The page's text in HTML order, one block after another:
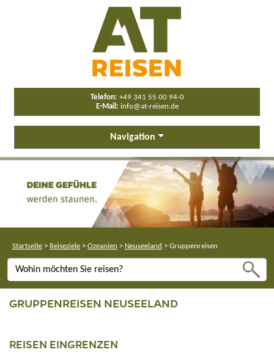
Telefon: +49 341 55 00 94-0
E-Mail: info@at-reisen.de
Navigation
Startseite > Reiseziele > Ozeanien > Neuseeland > Gruppenreisen
GRUPPENREISEN NEUSEELAND
REISEN EINGRENZEN